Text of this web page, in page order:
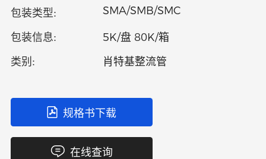
语言
包装类型: SMA/SMB/SMC
包装信息: 5K/盘 80K/箱
类别: 肖特基整流管
规格书下载
在线查询